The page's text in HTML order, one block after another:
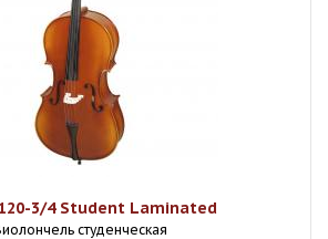
3/4 Student Laminated
студенческая